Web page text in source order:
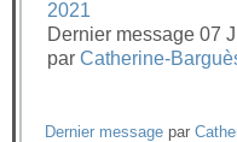
2021
Dernier message 07
par Catherine-
Dernier message par